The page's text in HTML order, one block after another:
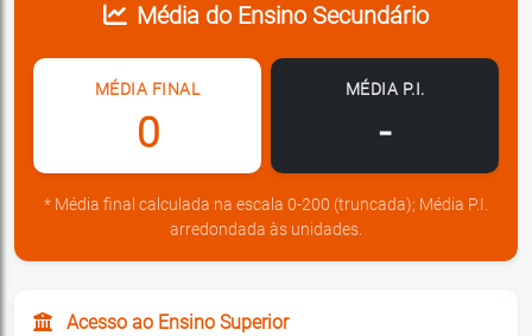
Média do Ensino Secundário
MÉDIA FINAL
0
MÉDIA P.I.
-
* Média final calculada na escala 0-200 (truncada); Média P.I.
arredondada às unidades.
Acesso ao Ensino Superior